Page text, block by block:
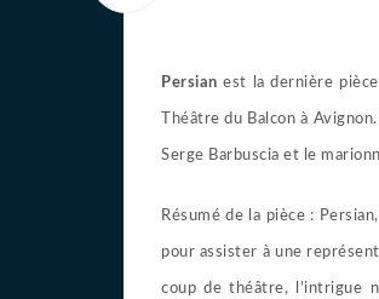
Persian est la dernière
Théâtre du Balcon à
Serge Barbuscia et le
Résumé de la pièce :
pour assister à une
coup de théâtre, l’intrigue